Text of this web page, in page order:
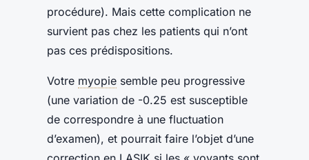
procédure). Mais cette complication ne
survient pas chez les patients qui n’ont
pas ces prédispositions.
Votre myopie semble peu progressive
(une variation de -0.25 est susceptible
de correspondre à une fluctuation
d’examen), et pourrait faire l’objet d’une